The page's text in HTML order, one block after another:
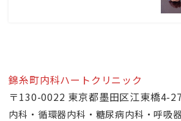
錦糸町内科ハートクリニック
〒130-0022 東京都墨田区江東橋4-
内科・循環器内科・糖尿病内科・呼吸